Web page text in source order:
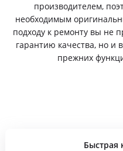
производителем,
необходимым
подходу к ремонту вы не
гарантию качества, но и
прежних
Быстрая